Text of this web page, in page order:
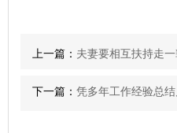
上一篇： 夫妻要相互扶持走
下一篇：凭多年工作经验总